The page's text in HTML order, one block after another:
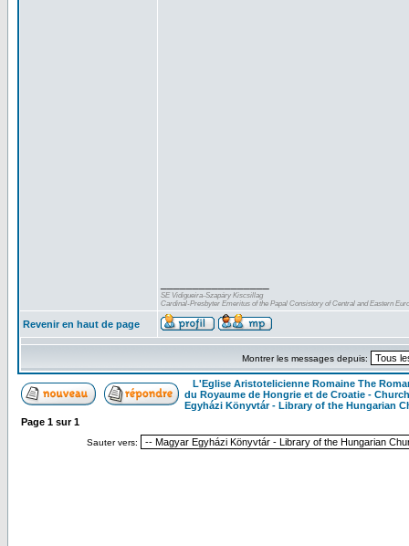
SE Vidigueira-Szapáry Kiscsillag
Cardinal-Presbyter Emeritus of the Papal Consistory of Central and Eastern
Revenir en haut de page
Montrer les messages depuis:
L'Eglise Aristotelicienne Romaine The
du Royaume de Hongrie et de Croatie -
Egyházi Könyvtár - Library of the Hungarian
Page 1 sur1
Sauter vers: